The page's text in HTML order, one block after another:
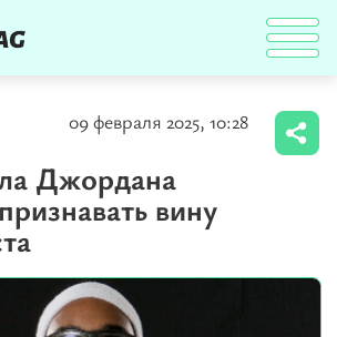
09 февраля 2025, 10:28
Джордана
вину